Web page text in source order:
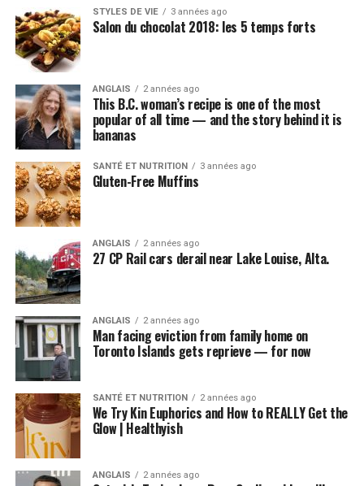
STYLES DE VIE 3 années ago
Salon du chocolat 2018: les 5 temps forts
ANGLAIS 2 années ago
This B.C. woman’s recipe is one of the most
popular of all time — and the story behind it is
bananas
SANTÉ ET NUTRITION 3 années ago
Gluten-Free Muffins
ANGLAIS 2 années ago
27 CP Rail cars derail near Lake Louise, Alta.
ANGLAIS 2 années ago
Man facing eviction from family home on
Toronto Islands gets reprieve — for now
SANTÉ ET NUTRITION 2 années ago
We Try Kin Euphorics and How to REALLY Get the
Glow | Healthyish
ANGLAIS 2 années ago